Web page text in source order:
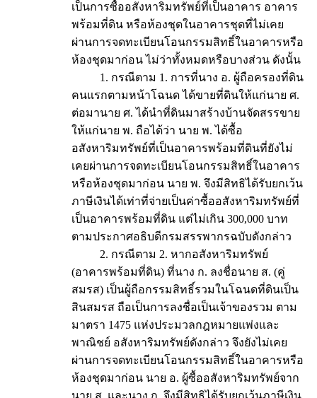
เป็นการซื้ออสังหาริมทรัพย์ที่เป็นอาคาร อาคาร
พร้อมที่ดิน หรือห้องชุดในอาคารชุดที่ไม่เคย
ผ่านการจดทะเบียนโอนกรรมสิทธิ์ในอาคารหรือ
ห้องชุดมาก่อน ไม่ว่าทั้งหมดหรือบางส่วน ดังนั้น
1. กรณีตาม 1. การที่นาง อ. ผู้ถือครองที่ดิน
คนแรกตามหน้าโฉนด ได้ขายที่ดินให้แก่นาย ศ.
ต่อมานาย ศ. ได้นำที่ดินมาสร้างบ้านจัดสรรขาย
ให้แก่นาย พ. ถือได้ว่า นาย พ. ได้ซื้อ
อสังหาริมทรัพย์ที่เป็นอาคารพร้อมที่ดินที่ยังไม่
เคยผ่านการจดทะเบียนโอนกรรมสิทธิ์ในอาคาร
หรือห้องชุดมาก่อน นาย พ. จึงมีสิทธิได้รับยกเว้น
ภาษีเงินได้เท่าที่จ่ายเป็นค่าซื้ออสังหาริมทรัพย์ที่
เป็นอาคารพร้อมที่ดิน แต่ไม่เกิน 300,000 บาท
ตามประกาศอธิบดีกรมสรรพากรฉบับดังกล่าว
2. กรณีตาม 2. หากอสังหาริมทรัพย์
(อาคารพร้อมที่ดิน) ที่นาง ก. ลงชื่อนาย ส. (คู่
สมรส) เป็นผู้ถือกรรมสิทธิ์รวมในโฉนดที่ดินเป็น
สินสมรส ถือเป็นการลงชื่อเป็นเจ้าของรวม ตาม
มาตรา 1475 แห่งประมวลกฎหมายแพ่งและ
พาณิชย์ อสังหาริมทรัพย์ดังกล่าว จึงยังไม่เคย
ผ่านการจดทะเบียนโอนกรรมสิทธิ์ในอาคารหรือ
ห้องชุดมาก่อน นาย อ. ผู้ซื้ออสังหาริมทรัพย์จาก
นาย ส. และนาง ก. จึงมีสิทธิได้รับยกเว้นภาษีเงิน